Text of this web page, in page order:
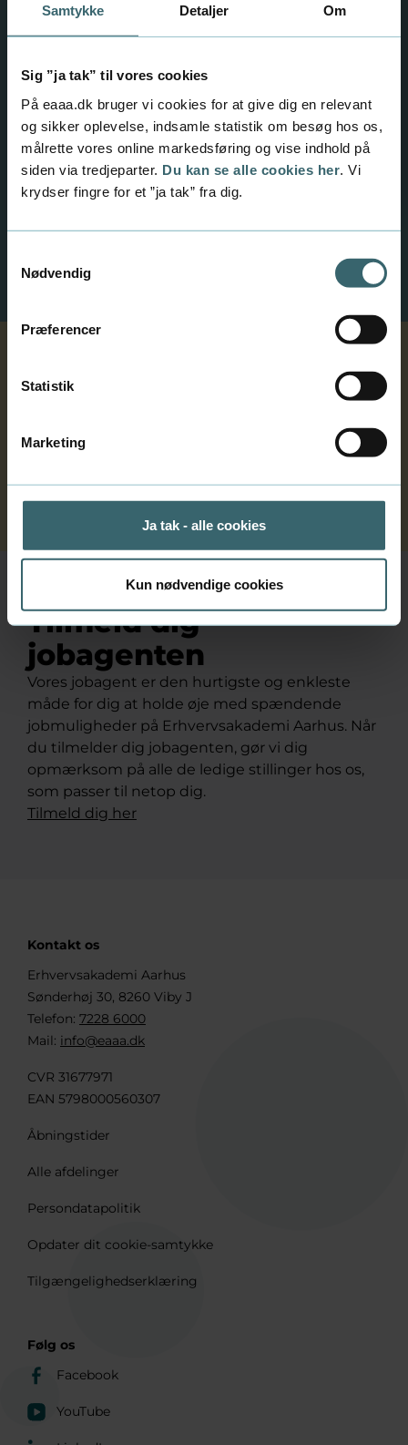
Samtykke Detaljer Om
Sig ”ja tak” til vores cookies
På eaaa.dk bruger vi cookies for at give dig en relevant
og sikker oplevelse, indsamle statistik om besøg hos os,
målrette vores online markedsføring og vise indhold på
siden via tredjeparter. Du kan se alle cookies her . Vi
krydser fingre for et ”ja tak” fra dig.
Nødvendig
Præferencer
Statistik
Marketing
Ja tak - alle cookies
Kun nødvendige cookies
administrativ koordinator
administrativ koordinator på Erhvervsakademi
kurser for voksne i job og for virksomheder.
Der er p.t. ingen ledige stillinger.
Tilmeld dig
jobagenten
Vores jobagent er den hurtigste og enkleste
måde for dig at holde øje med spændende
jobmuligheder på Erhvervsakademi Aarhus. Når
du tilmelder dig jobagenten, gør vi dig
opmærksom på alle de ledige stillinger hos os,
som passer til netop dig.
Tilmeld dig her
Kontakt os
Erhvervsakademi Aarhus
Sønderhøj 30, 8260 Viby J
Telefon: 7228 6000
Mail: info@eaaa.dk
CVR 31677971
EAN 5798000560307
Åbningstider
Alle afdelinger
Persondatapolitik
Opdater dit cookie-samtykke
Tilgængelighedserklæring
Følg os
Facebook
YouTube